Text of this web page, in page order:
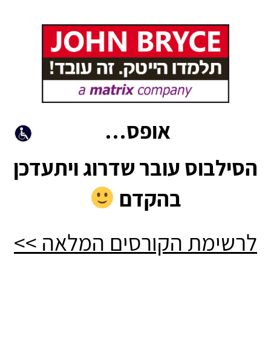
אופס…
הסילבוס עובר שדרוג ויתעדכן
בהקדם
לרשימת הקורסים המלאה >>